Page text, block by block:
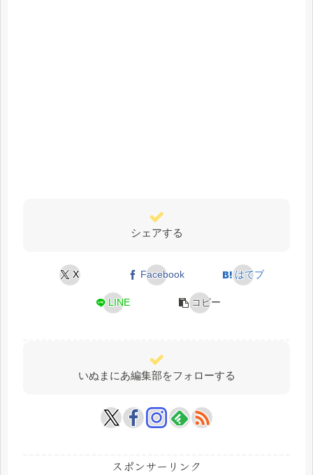
シェアする
X Facebook はてブ
LINE コピー
いぬまにあ編集部をフォローする
スポンサーリンク